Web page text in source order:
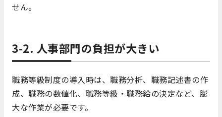
せん。
3-2. 人事部門の負担が大きい
職務等級制度の導入時は、職務分析、職務記述書の作
成、職務の数値化、職務等級・職務給の決定など、膨
大な作業が必要です。